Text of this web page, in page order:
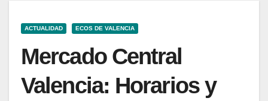
ACTUALIDAD ECOS DE VALENCIA
Mercado Central
Valencia: Horarios y